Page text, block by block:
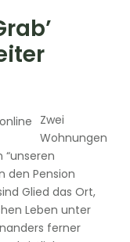
Zwei
Wohnungen
den Pension
Glied das Ort,
Leben unter
ferner